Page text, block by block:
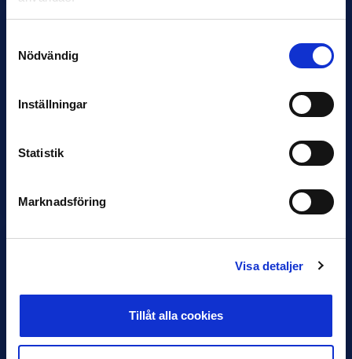
Nödvändig
Inställningar
Statistik
Marknadsföring
Visa detaljer
Tillåt alla cookies
VM-spelare med förflutet i Allsvenskan
Bosnien & Hercegovina Armin Gigovic — Helsingborgs IF
11 JUNI